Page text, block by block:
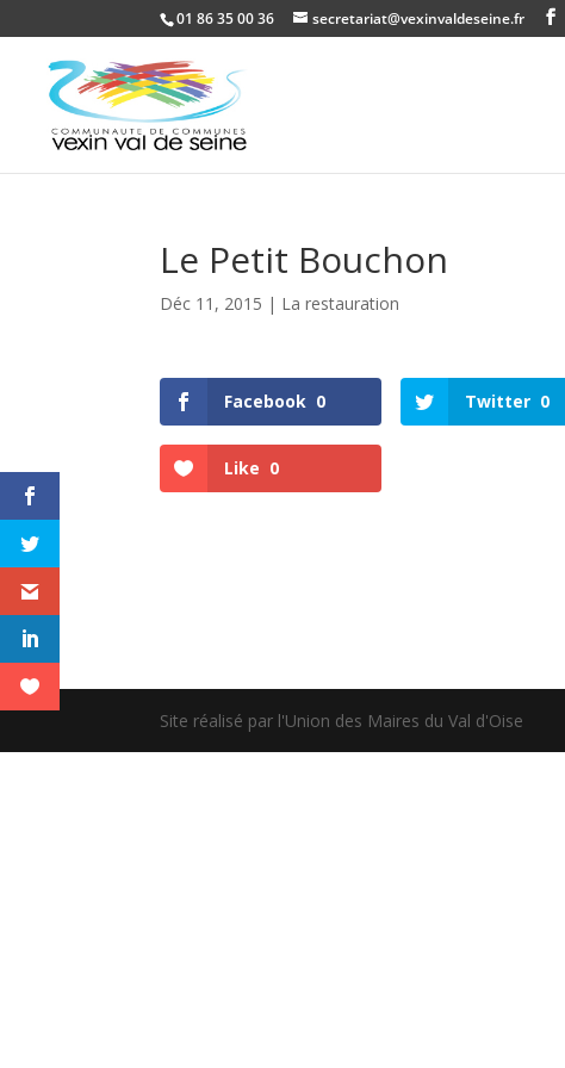
01 86 35 00 36 secretariat@vexinvaldeseine.fr
Le Petit Bouchon
Déc 11, 2015 | La restauration
Facebook 0 Twitter 0
Like 0
Site réalisé par l'Union des Maires du Val d'Oise